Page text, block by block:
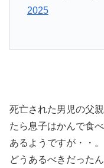
2025
死亡された男児の父
たら息子はかんで食
あるようですが・・
どうあるべきだった